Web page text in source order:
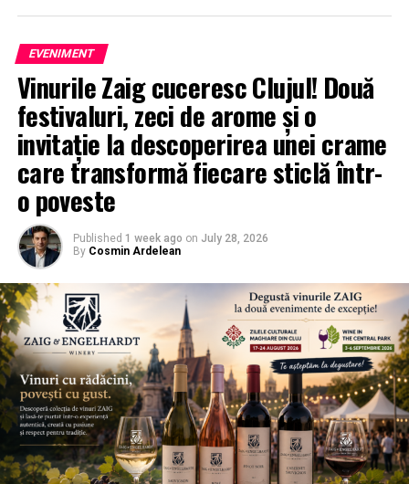
EVENIMENT
Vinurile Zaig cuceresc Clujul! Două
festivaluri, zeci de arome și o
invitație la descoperirea unei crame
care transformă fiecare sticlă într-
o poveste
Published 1 week ago on July 28, 2026
By Cosmin Ardelean